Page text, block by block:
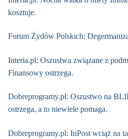
kosztuje.
Forum Żydów Polskich:
Interia.pl: Oszustwa związane z
Finansowy ostrzega.
Dobreprogramy.pl: Oszustwo na
ostrzega, a to niewiele pomaga.
Dobreprogramy.pl: InPost wciąż na